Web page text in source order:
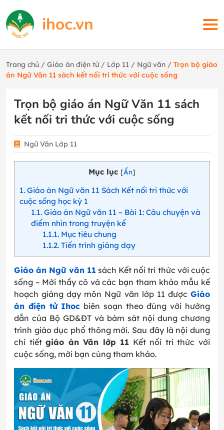
Trang chủ / Giáo án điện tử / Lớp 11 / Ngữ văn / Trọn bộ giáo
án Ngữ Văn 11 sách kết nối tri thức với cuộc sống
Trọn bộ giáo án Ngữ Văn 11 sách
kết nối tri thức với cuộc sống
Ngữ Văn Lớp 11
Mục lục [Ẩn]
1 Giáo án Ngữ văn 11 Sách Kết nối tri thức với
cuộc sống học kỳ 1
1.1Giáo án Ngữ văn 11 – Bài 1: Câu chuyện và
điểm nhìn trong truyện kể
1.1.1Mục tiêu chung
1.1.2Tiến trình giảng dạy
Giáo án Ngữ văn 11sách Kết nối tri thức với cuộc
sống – Mời thầy cô và các bạn tham khảo mẫu kế
hoạch giảng dạy môn Ngữ văn lớp 11 được Giáo
án điện tử Ihoc biên soạn theo đúng với hướng
dẫn của Bộ GD&ĐT và bám sát nội dung chương
trình giáo dục phổ thông mới. Sau đây là nội dung
chi tiếtgiáo án Văn lớp 11 Kết nối tri thức với
cuộc sống, mời bạn cùng tham khảo.